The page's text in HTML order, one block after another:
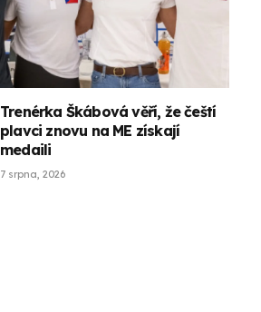
Trenérka Škábová věří, že čeští
plavci znovu na ME získají
medaili
7 srpna, 2026